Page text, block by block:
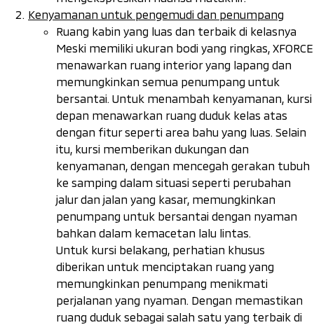
Kenyamanan untuk pengemudi dan penumpang
Ruang kabin yang luas dan terbaik di kelasnya
Meski memiliki ukuran bodi yang ringkas, XFORCE
menawarkan ruang interior yang lapang dan
memungkinkan semua penumpang untuk
bersantai. Untuk menambah kenyamanan, kursi
depan menawarkan ruang duduk kelas atas
dengan fitur seperti area bahu yang luas. Selain
itu, kursi memberikan dukungan dan
kenyamanan, dengan mencegah gerakan tubuh
ke samping dalam situasi seperti perubahan
jalur dan jalan yang kasar, memungkinkan
penumpang untuk bersantai dengan nyaman
bahkan dalam kemacetan lalu lintas.
Untuk kursi belakang, perhatian khusus
diberikan untuk menciptakan ruang yang
memungkinkan penumpang menikmati
perjalanan yang nyaman. Dengan memastikan
ruang duduk sebagai salah satu yang terbaik di